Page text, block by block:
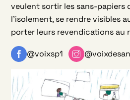
veulent sortir les sans-papiers
l’isolement, se rendre visibles
porter leurs revendications au
@voixsp1